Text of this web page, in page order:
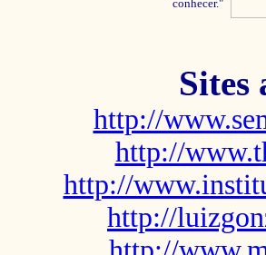
conhecer."
Sites
http://
http://
http://
http://